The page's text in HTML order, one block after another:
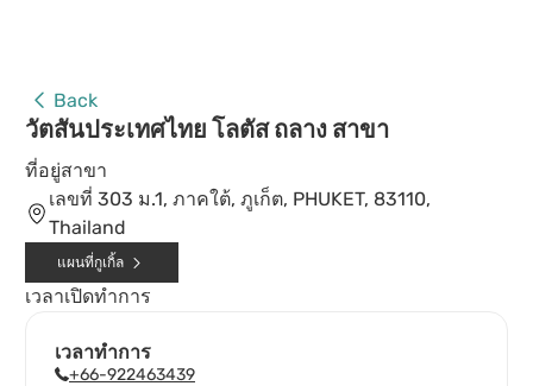
Back
วัตสันประเทศไทย โลตัส ถลาง สาขา
ที่อยู่สาขา
เลขที่ 303 ม.1, ภาคใต้, ภูเก็ต, PHUKET, 83110,
Thailand
แผนที่กูเกิ้ล
เวลาเปิดทำการ
เวลาทำการ
+66-922463439